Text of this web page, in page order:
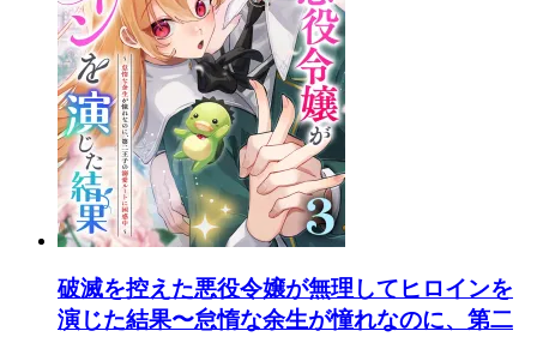
破滅を控えた悪役令嬢が無理してヒロインを
演じた結果〜怠惰な余生が憧れなのに、第二